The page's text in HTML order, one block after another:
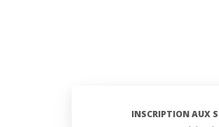
INSCRIPTION AUX